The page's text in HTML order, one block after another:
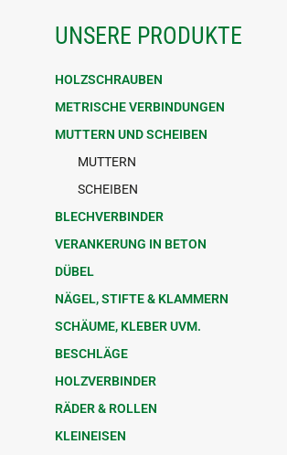
UNSERE PRODUKTE
HOLZSCHRAUBEN
METRISCHE VERBINDUNGEN
MUTTERN UND SCHEIBEN
MUTTERN
SCHEIBEN
BLECHVERBINDER
VERANKERUNG IN BETON
DÜBEL
NÄGEL, STIFTE & KLAMMERN
SCHÄUME, KLEBER UVM.
BESCHLÄGE
HOLZVERBINDER
RÄDER & ROLLEN
KLEINEISEN